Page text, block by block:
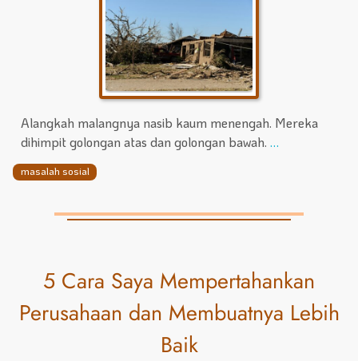
Alangkah malangnya nasib kaum menengah. Mereka
dihimpit golongan atas dan golongan bawah. …
masalah sosial
5 Cara Saya Mempertahankan
Perusahaan dan Membuatnya Lebih
Baik